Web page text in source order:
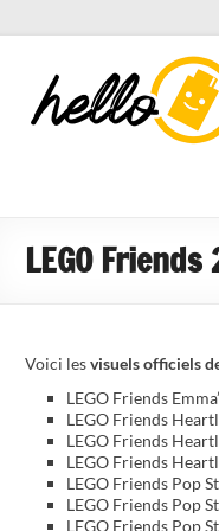
Blog LEGO,
nouveaut�s
LEGO
Voici lesvisuels officiels
LEGO Friends
LEGO Friends
LEGO Friends
LEGO Friends
LEGO Friends Pop
LEGO Friends Pop
LEGO Friends Pop